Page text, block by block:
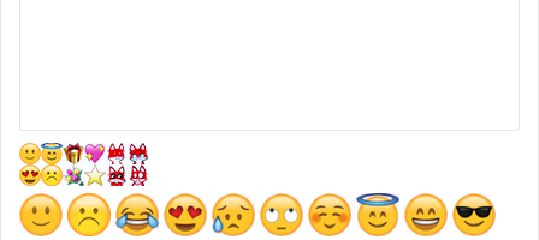
а
р
и